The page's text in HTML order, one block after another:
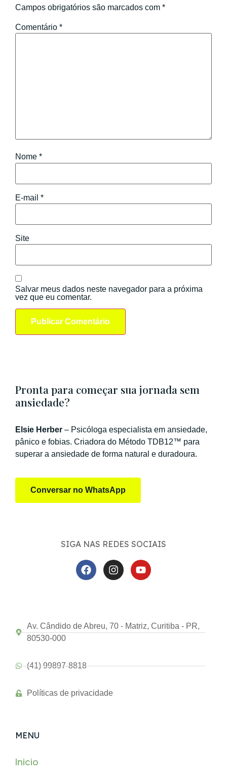
Campos obrigatórios são marcados com *
Comentário *
Nome *
E-mail *
Site
Salvar meus dados neste navegador para a próxima
vez que eu comentar.
Pronta para começar sua jornada sem
ansiedade?
Elsie Herber – Psicóloga especialista em ansiedade,
pânico e fobias. Criadora do Método TDB12™ para
superar a ansiedade de forma natural e duradoura.
Conversar no WhatsApp
SIGA NAS REDES SOCIAIS
Av. Cândido de Abreu, 70 - Matriz, Curitiba - PR,
80530-000
(41) 99897-8818
Políticas de privacidade
MENU
Inicio